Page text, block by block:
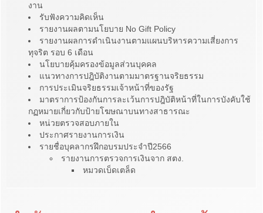
งาน
รับฟังความคิดเห็น
รายงานผลตามนโยบาย No Gift Policy
รายงานผลการดำเนินงานตามแผนบริหารความเสี่ยงการ
ทุจริต รอบ 6 เดือน
นโยบายคุ้มครองข้อมูลส่วนบุคคล
แนวทางการปฎิบัติงานตามมาตรฐานจริยธรรม
การประเมินจริยธรรมเจ้าหน้าที่ของรัฐ
มาตราการป้องกันการละเว้นการปฎิบัติหน้าที่ในการบังคับใช้
กฏหมายเกี่ยวกับป้ายโฆษณาบนทางสาธารณะ
หน่วยตรวจสอบภายใน
ประกาศรายงานการเงิน
รายชื่อบุคลากรฝึกอบรมประจำปี2566
รายงานการตรวจการเงินจาก สตง.
หมวดเบ็ดเตล็ด